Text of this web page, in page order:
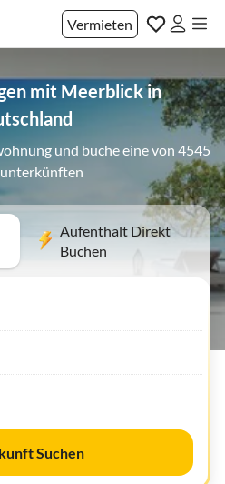
Vermieten
mit Meerblick in
und buche eine von 4545
Aufenthalt Direkt
Buchen
Suchen